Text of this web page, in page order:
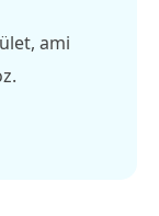
ami